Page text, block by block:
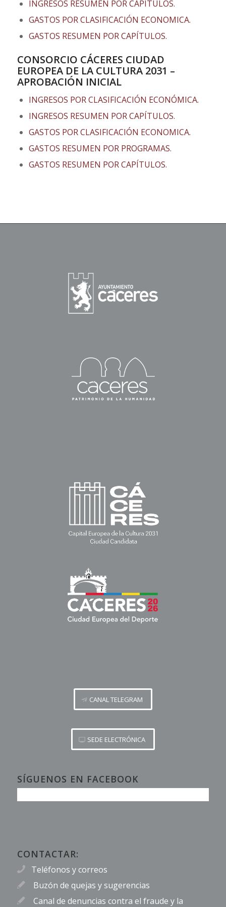
INGRESOS RESUMEN POR CAPÍTULOS.
GASTOS POR CLASIFICACIÓN ECONOMICA.
GASTOS RESUMEN POR CAPÍTULOS.
CONSORCIO CÁCERES CIUDAD
EUROPEA DE LA CULTURA 2031 –
APROBACIÓN INICIAL
INGRESOS POR CLASIFICACIÓN ECONÓMICA.
INGRESOS RESUMEN POR CAPÍTULOS.
GASTOS POR CLASIFICACIÓN ECONOMICA.
GASTOS RESUMEN POR PROGRAMAS.
GASTOS RESUMEN POR CAPÍTULOS.
CANAL TELEGRAM
SEDE ELECTRÓNICA
SÍGUENOS EN FACEBOOK
CONTACTAR:
Teléfonos y correos
Buzón de quejas y sugerencias
Canal de denuncias contra el fraude y la